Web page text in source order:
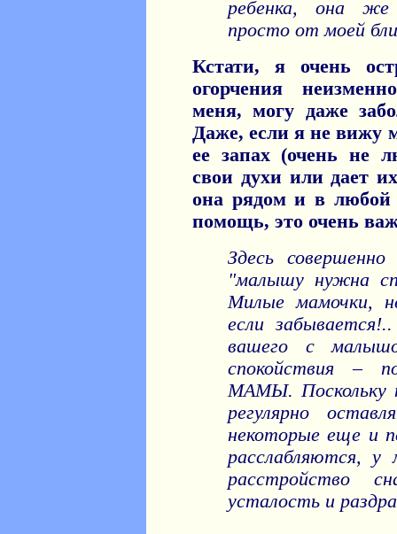
ребенка, она же
просто от моей
Кстати, я очень
огорчения
меня, могу даже
Даже, если я не вижу
ее запах (очень не
свои духи или дает
она рядом и в
помощь, это очень
Здесь
"малышу нужна
Милые мамочки,
если
вашего с
спокойствия –
МАМЫ. Поскольку
регулярно
некоторые еще и
расслабляются,
расстройство
усталость и